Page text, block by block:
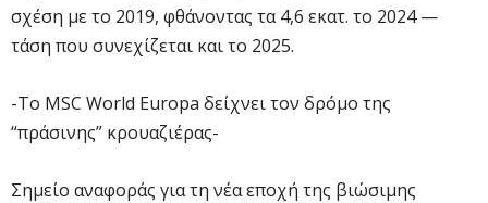
σχέση με το 2019, φθάνοντας τα 4,6 εκατ. το 2024 —
τάση που συνεχίζεται και το 2025.
-Το MSC World Europa δείχνει τον δρόμο της
“πράσινης” κρουαζιέρας-
Σημείο αναφοράς για τη νέα εποχή της βιώσιμης